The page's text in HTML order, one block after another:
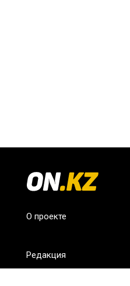
О проекте
Редакция